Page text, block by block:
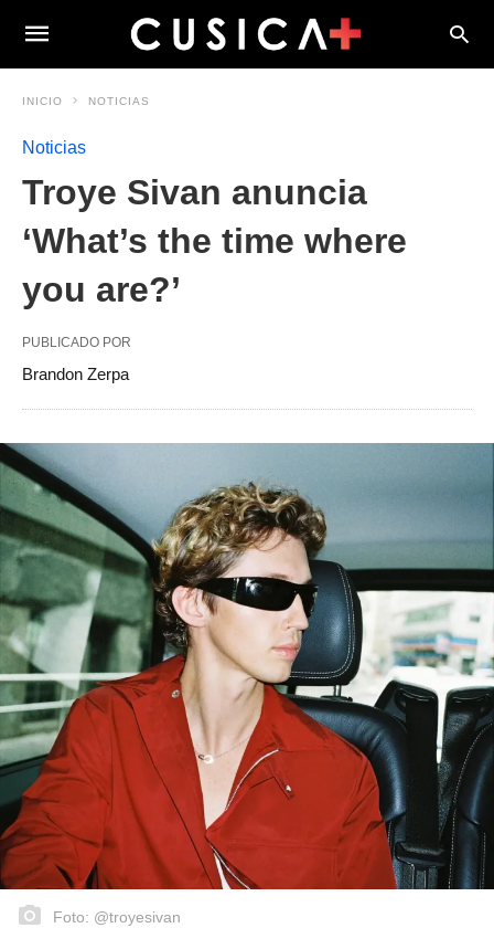
INICIO NOTICIAS
Noticias
Troye Sivan anuncia
‘What’s the time where
you are?’
PUBLICADO POR
Brandon Zerpa
Foto: @troyesivan